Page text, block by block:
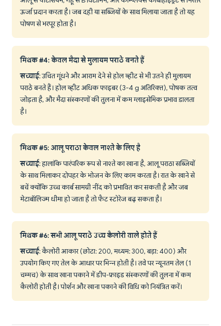
ऊर्जा प्रदान करता है। जब दही या सब्जियों के साथ मिलाया जाता है तो यह
पोषण से भरपूर होता है।
मिथक #4: केवल मैदा से मुलायम पराठे बनते हैं
सच्चाई: उचित गूंधने और आराम देने से होल व्हीट से भी उतने ही मुलायम
पराठे बनते हैं। होल व्हीट अधिक फाइबर (3-4 g अतिरिक्त), पोषक तत्व
जोड़ता है, और मैदा संस्करणों की तुलना में कम ग्लाइसेमिक प्रभाव डालता
है।
मिथक #5: आलू पराठा केवल नाश्ते के लिए है
सच्चाई: हालांकि पारंपरिक रूप से नाश्ते का खाना है, आलू पराठा सब्जियों
के साथ मिलाकर दोपहर के भोजन के लिए काम करता है। रात के खाने से
बचें क्योंकि उच्च कार्ब सामग्री नींद को प्रभावित कर सकती है और जब
मेटाबॉलिज्म धीमा हो जाता है तो फैट स्टोरेज बढ़ सकता है।
मिथक #6: सभी आलू पराठे उच्च कैलोरी वाले होते हैं
सच्चाई: कैलोरी आकार (छोटा: 200, मध्यम: 300, बड़ा: 400) और
उपयोग किए गए तेल के आधार पर भिन्न होती है। तवे पर न्यूनतम तेल (1
चम्मच) के साथ खाना पकाने में डीप-फ्राइड संस्करणों की तुलना में कम
कैलोरी होती है। पोर्शन और खाना पकाने की विधि को नियंत्रित करें।